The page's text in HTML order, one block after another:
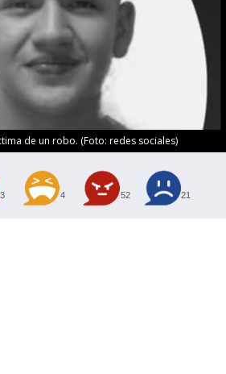
de un robo. (Foto: redes sociales)
3 4 52 21